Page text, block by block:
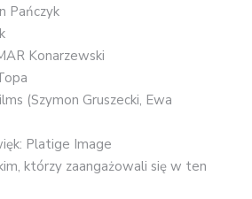
Pańczyk
Konarzewski
(Szymon Gruszecki, Ewa
Platige Image
którzy zaangażowali się w ten